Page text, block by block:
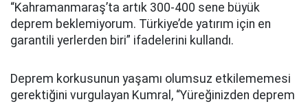
“Kahramanmaraş’ta artık 300-400 sene büyük
deprem beklemiyorum. Türkiye’de yatırım için en
garantili yerlerden biri” ifadelerini kullandı.
Deprem korkusunun yaşamı olumsuz etkilememesi
gerektiğini vurgulayan Kumral, “Yüreğinizden deprem